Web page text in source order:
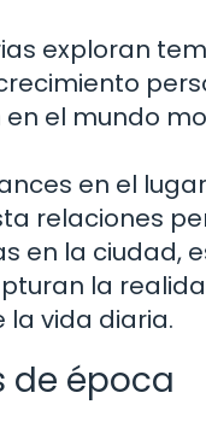
exploran
el mundo
en el
relaciones
en la ciudad,
la
la vida diaria.
de época